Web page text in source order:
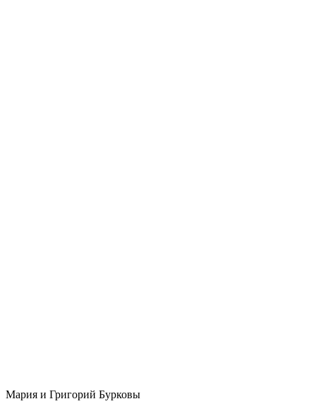
Мария и Григорий Бурковы